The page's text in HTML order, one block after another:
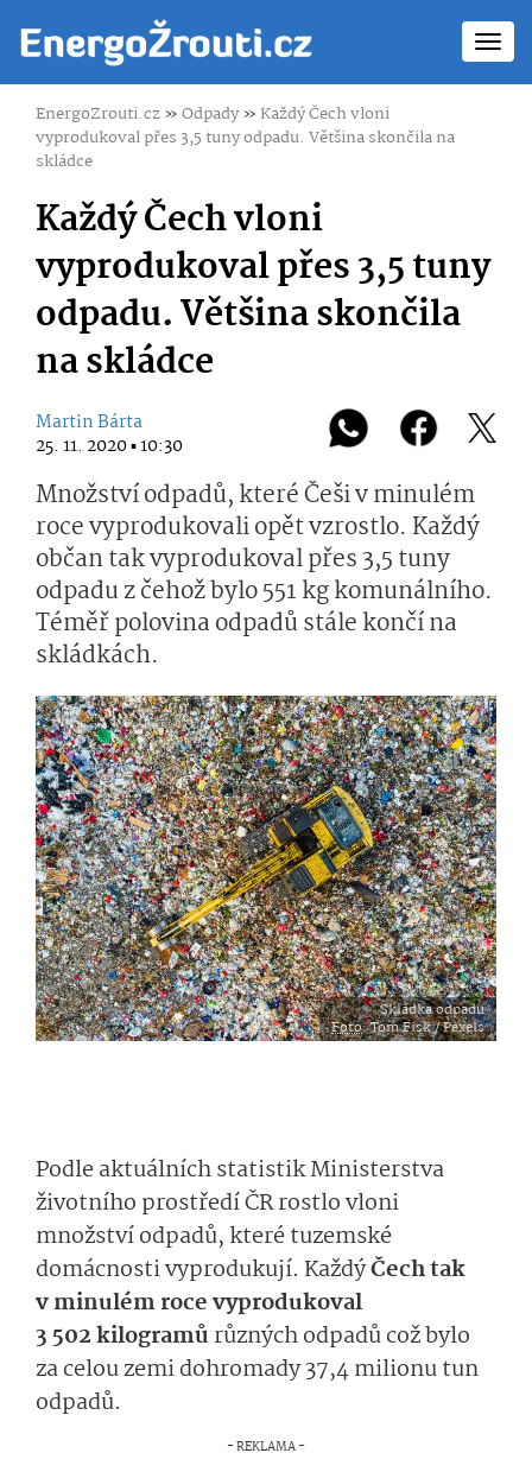
EnergoZrouti.cz»Odpady»Každý Čech vloni
vyprodukoval přes 3,5 tuny odpadu. Většina skončila na
skládce
Každý Čech vloni
vyprodukoval přes 3,5 tuny
odpadu. Většina skončila
na skládce
Martin Bárta
25. 11. 2020 ▪ 10:30
Množství odpadů, které Češi v minulém
roce vyprodukovali opět vzrostlo. Každý
občan tak vyprodukoval přes 3,5 tuny
odpadu z čehož bylo 551 kg komunálního.
Téměř polovina odpadů stále končí na
skládkách.
Skládka odpadu
Foto: Tom Fisk / Pexels
Podle aktuálních statistik Ministerstva
životního prostředí ČR rostlo vloni
množství odpadů, které tuzemské
domácnosti vyprodukují. KaždýČech tak
v minulém roce vyprodukoval
3 502 kilogramů různých odpadů což bylo
za celou zemi dohromady 37,4 milionu tun
odpadů.